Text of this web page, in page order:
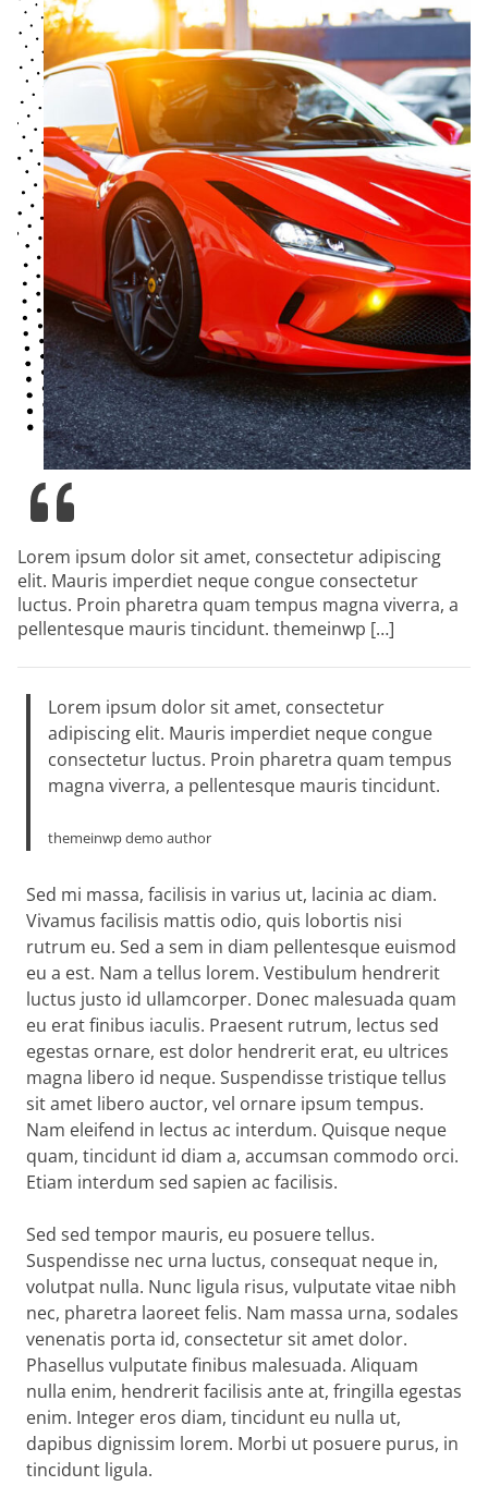
Lorem ipsum dolor sit amet, consectetur adipiscing
elit. Mauris imperdiet neque congue consectetur
luctus. Proin pharetra quam tempus magna viverra, a
pellentesque mauris tincidunt. themeinwp […]
Lorem ipsum dolor sit amet, consectetur
adipiscing elit. Mauris imperdiet neque congue
consectetur luctus. Proin pharetra quam tempus
magna viverra, a pellentesque mauris tincidunt.
themeinwp demo author
Sed mi massa, facilisis in varius ut, lacinia ac diam.
Vivamus facilisis mattis odio, quis lobortis nisi
rutrum eu. Sed a sem in diam pellentesque euismod
eu a est. Nam a tellus lorem. Vestibulum hendrerit
luctus justo id ullamcorper. Donec malesuada quam
eu erat finibus iaculis. Praesent rutrum, lectus sed
egestas ornare, est dolor hendrerit erat, eu ultrices
magna libero id neque. Suspendisse tristique tellus
sit amet libero auctor, vel ornare ipsum tempus.
Nam eleifend in lectus ac interdum. Quisque neque
quam, tincidunt id diam a, accumsan commodo orci.
Etiam interdum sed sapien ac facilisis.
Sed sed tempor mauris, eu posuere tellus.
Suspendisse nec urna luctus, consequat neque in,
volutpat nulla. Nunc ligula risus, vulputate vitae nibh
nec, pharetra laoreet felis. Nam massa urna, sodales
venenatis porta id, consectetur sit amet dolor.
Phasellus vulputate finibus malesuada. Aliquam
nulla enim, hendrerit facilisis ante at, fringilla egestas
enim. Integer eros diam, tincidunt eu nulla ut,
dapibus dignissim lorem. Morbi ut posuere purus, in
tincidunt ligula.